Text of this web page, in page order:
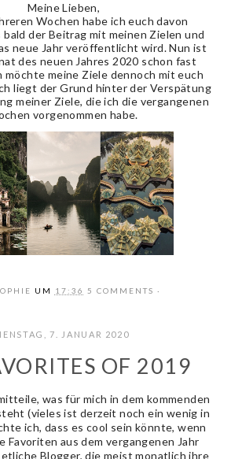
Meine Lieben,
Wochen habe ich euch davon
der Beitrag mit meinen Zielen und
neue Jahr veröffentlicht wird. Nun ist
des neuen Jahres 2020 schon fast
möchte meine Ziele dennoch mit euch
liegt der Grund hinter der Verspätung
meiner Ziele, die ich die vergangenen
vorgenommen habe.
UM 17:36 5 COMMENTS
7. JANUAR 2020
OF 2019
was für mich in dem kommenden
(vieles ist derzeit noch ein wenig in
ich, dass es cool sein könnte, wenn
Favoriten aus dem vergangenen Jahr
Blogger, die meist monatlich ihre